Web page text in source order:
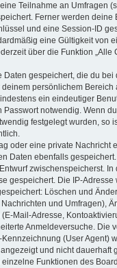
Teilnahme an Umfragen
Ferner werden deine
und eine Session-ID
eine Gültigkeit von
über die Funktion „Alle
Daten gespeichert, die du bei
persönlichem Bereich
ein eindeutiger
Passwort notwendig. Wenn
festgelegt wurden, so
oder eine private Nachricht
Daten ebenfalls
zwischenspeicherst. In
gespeichert. Die IP-Adresse
Löschen und
und Umfragen),
Mail-Adresse,
Anmeldeversuche. Die
(User Agent)
und nicht dauerhaft
Funktionen des